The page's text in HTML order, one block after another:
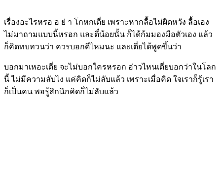
เรื่องอะไรหรอ อ ย่ า โกหกเตี่ย เพราะหากลื้อไม่ผิดหวัง ลื้อเอง
ไม่มาถามแบบนี้หรอก และตี๋น้อยนั้น ก็ได้ก้มมองมือตัวเอง แล้ว
ก็คิดทบทวนว่า ควรบอกดีไหมนะ และเตี่ยได้พูดขึ้นว่า
บอกมาเหอะเตี่ย จะไม่บอกใครหรอก อ่าวไหนเตี่ยบอกว่าในโลก
นี้ ไม่มีความลับไง แค่คิดก็ไม่ลับแล้ว เพราะเมื่อคิด ใจเราก็รู้เรา
ก็เป็นคน พอรู้สึกนึกคิดก็ไม่ลับแล้ว